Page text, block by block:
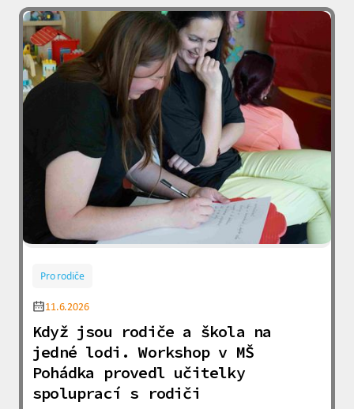
Pro rodiče
11.6.2026
Když jsou rodiče a škola na
jedné lodi. Workshop v MŠ
Pohádka provedl učitelky
spoluprací s rodiči